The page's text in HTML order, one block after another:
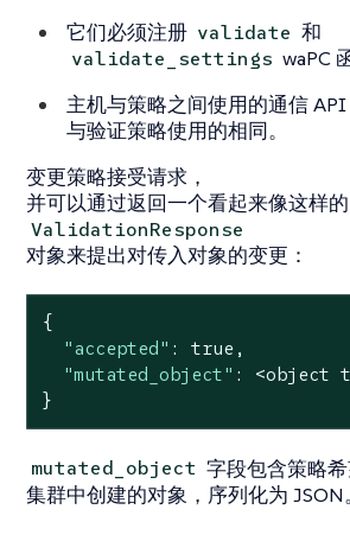
它们必须注册 validate 和
validate_settings waPC
主机与策略之间使用的通信 API
与验证策略使用的相同。
变更策略接受请求，
并可以通过返回一个看起来像这样的
ValidationResponse
对象来提出对传入对象的变更：
{
"accepted" : true,
"mutated_object" : <object
}
mutated_object 字段包含策略
集群中创建的对象，序列化为 JSON。